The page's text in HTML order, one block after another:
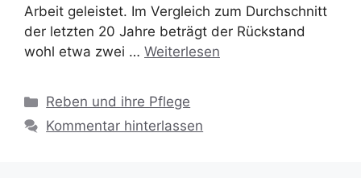
Arbeit geleistet. Im Vergleich zum Durchschnitt
der letzten 20 Jahre beträgt der Rückstand
wohl etwa zwei … Weiterlesen
Kategorien
Reben und ihre Pflege
Kommentar hinterlassen